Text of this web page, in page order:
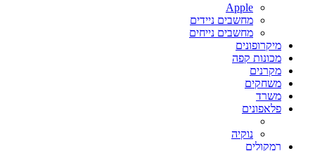
Apple
מחשבים ניידים
מחשבים נייחים
מיקרופונים
מכונות קפה
מקרנים
משחקים
משרד
פלאפונים
נוקיה
רמקולים